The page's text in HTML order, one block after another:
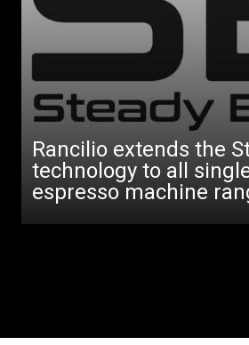
Rancilio extends the
technology to all
espresso machine